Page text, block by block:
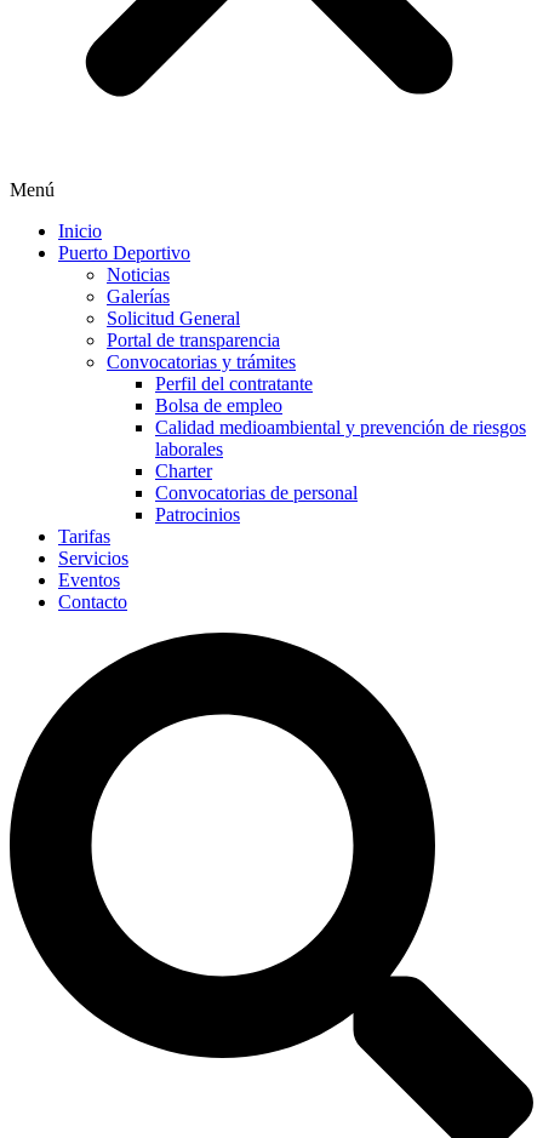
Menú
Inicio
Puerto Deportivo
Noticias
Galerías
Solicitud General
Portal de transparencia
Convocatorias y trámites
Perfil del contratante
Bolsa de empleo
Calidad medioambiental y prevención de riesgos
laborales
Charter
Convocatorias de personal
Patrocinios
Tarifas
Servicios
Eventos
Contacto